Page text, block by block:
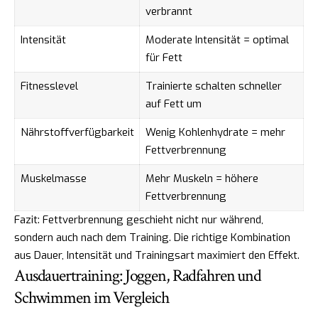
verbrannt
Intensität
Moderate Intensität = optimal
für Fett
Fitnesslevel
Trainierte schalten schneller
auf Fett um
Nährstoffverfügbarkeit
Wenig Kohlenhydrate = mehr
Fettverbrennung
Muskelmasse
Mehr Muskeln = höhere
Fettverbrennung
Fazit: Fettverbrennung geschieht nicht nur während,
sondern auch nach dem Training. Die richtige Kombination
aus Dauer, Intensität und Trainingsart maximiert den Effekt.
Ausdauertraining: Joggen, Radfahren und
Schwimmen im Vergleich